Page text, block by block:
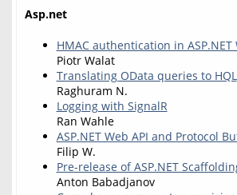
Asp.net
HMAC authentication in ASP.NET
Piotr Walat
Translating OData queries to HQL
Raghuram N.
Logging with SignalR
Ran Wahle
ASP.NET Web API and Protocol
Filip W.
Pre-release of ASP.NET
Anton Babadjanov